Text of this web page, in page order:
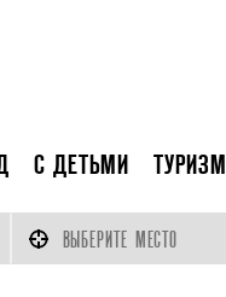
С ДЕТЬМИ ТУРИЗМ
ВЫБЕРИТЕ МЕСТО